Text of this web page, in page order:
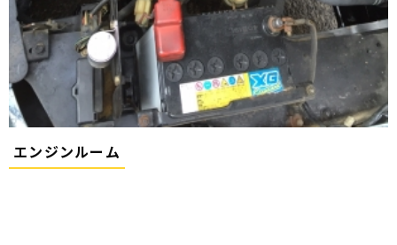
エンジンルーム